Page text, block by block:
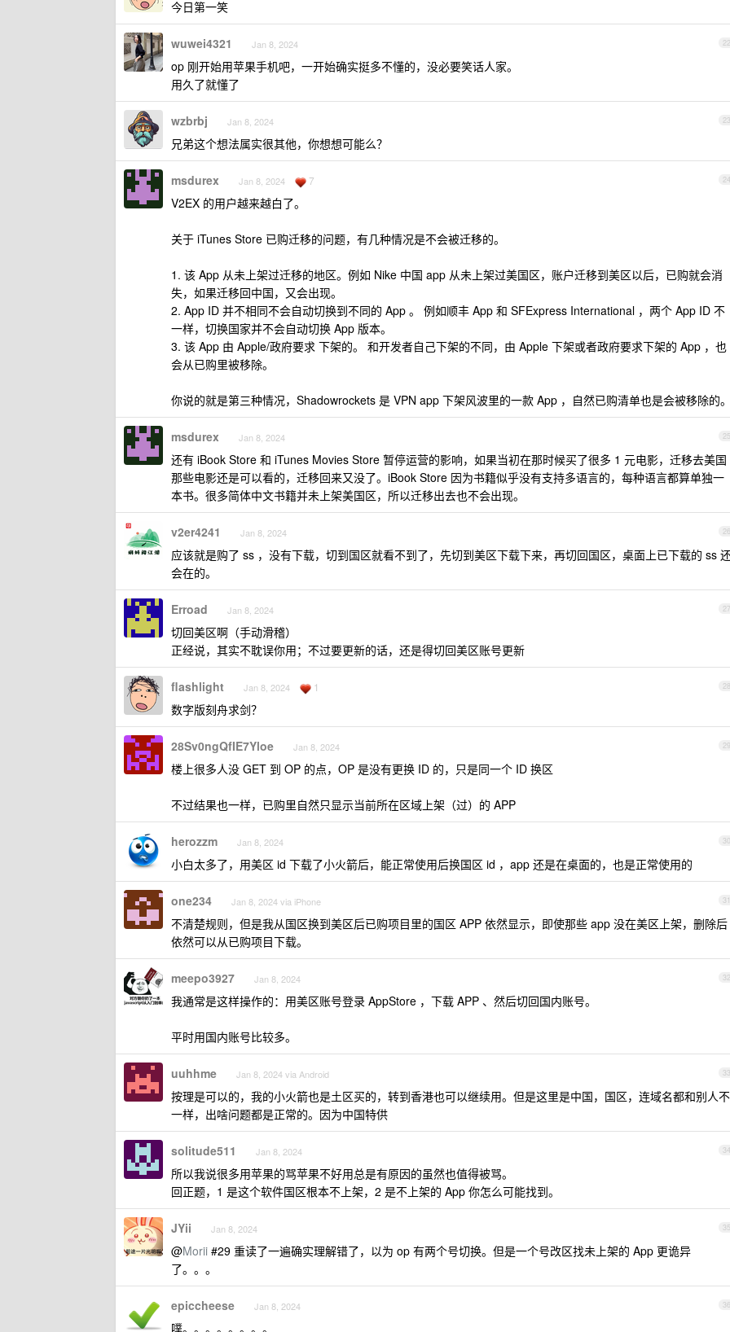
今日第一笑
22
wuwei4321 Jan 8, 2024
op 刚开始用苹果手机吧，一开始确实挺多不懂的，没必要笑话人家。
用久了就懂了
23
wzbrbj Jan 8, 2024
兄弟这个想法属实很其他，你想想可能么？
24
msdurex Jan 8, 2024 7
V2EX 的用户越来越白了。
关于 iTunes Store 已购迁移的问题，有几种情况是不会被迁移的。
1. 该 App 从未上架过迁移的地区。例如 Nike 中国 app 从未上架过美国区，账户迁移到美区以后，已购就会消
失，如果迁移回中国，又会出现。
2. App ID 并不相同不会自动切换到不同的 App 。 例如顺丰 App 和 SFExpress International ，两个 App ID 不
一样，切换国家并不会自动切换 App 版本。
3. 该 App 由 Apple/政府要求 下架的。 和开发者自己下架的不同，由 Apple 下架或者政府要求下架的 App ，也
会从已购里被移除。
你说的就是第三种情况，Shadowrockets 是 VPN app 下架风波里的一款 App ，自然已购清单也是会被移除的。
25
msdurex Jan 8, 2024
还有 iBook Store 和 iTunes Movies Store 暂停运营的影响，如果当初在那时候买了很多 1 元电影，迁移去美国
那些电影还是可以看的，迁移回来又没了。iBook Store 因为书籍似乎没有支持多语言的，每种语言都算单独一
本书。很多简体中文书籍并未上架美国区，所以迁移出去也不会出现。
26
v2er4241 Jan 8, 2024
应该就是购了 ss ，没有下载，切到国区就看不到了，先切到美区下载下来，再切回国区，桌面上已下载的 ss 还
会在的。
27
Erroad Jan 8, 2024
切回美区啊（手动滑稽）
正经说，其实不耽误你用；不过要更新的话，还是得切回美区账号更新
28
flashlight Jan 8, 2024 1
数字版刻舟求剑？
29
28Sv0ngQfIE7Yloe Jan 8, 2024
楼上很多人没 GET 到 OP 的点，OP 是没有更换 ID 的，只是同一个 ID 换区
不过结果也一样，已购里自然只显示当前所在区域上架（过）的 APP
30
herozzm Jan 8, 2024
小白太多了，用美区 id 下载了小火箭后，能正常使用后换国区 id ，app 还是在桌面的，也是正常使用的
31
one234 Jan 8, 2024 via iPhone
不清楚规则，但是我从国区换到美区后已购项目里的国区 APP 依然显示，即使那些 app 没在美区上架，删除后
依然可以从已购项目下载。
32
meepo3927 Jan 8, 2024
我通常是这样操作的：用美区账号登录 AppStore ，下载 APP 、然后切回国内账号。
平时用国内账号比较多。
33
uuhhme Jan 8, 2024 via Android
按理是可以的，我的小火箭也是土区买的，转到香港也可以继续用。但是这里是中国，国区，连域名都和别人不
一样，出啥问题都是正常的。因为中国特供
34
solitude511 Jan 8, 2024
所以我说很多用苹果的骂苹果不好用总是有原因的虽然也值得被骂。
回正题，1 是这个软件国区根本不上架，2 是不上架的 App 你怎么可能找到。
35
JYii Jan 8, 2024
@Morii #29 重读了一遍确实理解错了，以为 op 有两个号切换。但是一个号改区找未上架的 App 更诡异
了。。。
36
epiccheese Jan 8, 2024
噗。。。。。。。。